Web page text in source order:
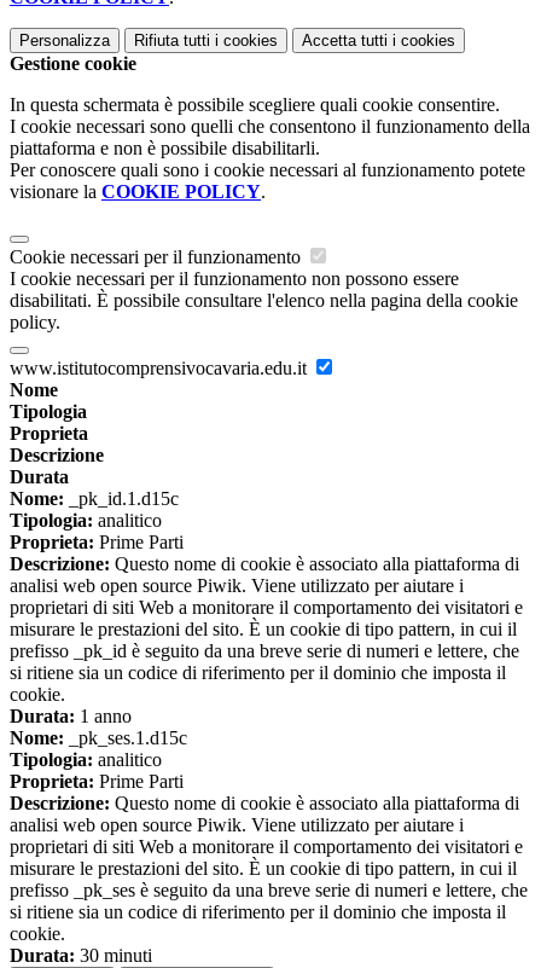
Personalizza Rifiuta tutti i cookies Accetta tutti i cookies
Gestione cookie
In questa schermata è possibile scegliere quali cookie consentire.
I cookie necessari sono quelli che consentono il funzionamento della
piattaforma e non è possibile disabilitarli.
Per conoscere quali sono i cookie necessari al funzionamento potete
visionare la COOKIE POLICY.
Cookie necessari per il funzionamento
I cookie necessari per il funzionamento non possono essere
disabilitati. È possibile consultare l'elenco nella pagina della cookie
policy.
www.istitutocomprensivocavaria.edu.it
Nome
Tipologia
Proprieta
Descrizione
Durata
Nome: _pk_id.1.d15c
Tipologia: analitico
Proprieta: Prime Parti
Descrizione: Questo nome di cookie è associato alla piattaforma di
analisi web open source Piwik. Viene utilizzato per aiutare i
proprietari di siti Web a monitorare il comportamento dei visitatori e
misurare le prestazioni del sito. È un cookie di tipo pattern, in cui il
prefisso _pk_id è seguito da una breve serie di numeri e lettere, che
si ritiene sia un codice di riferimento per il dominio che imposta il
cookie.
Durata: 1 anno
Nome: _pk_ses.1.d15c
Tipologia: analitico
Proprieta: Prime Parti
Descrizione: Questo nome di cookie è associato alla piattaforma di
analisi web open source Piwik. Viene utilizzato per aiutare i
proprietari di siti Web a monitorare il comportamento dei visitatori e
misurare le prestazioni del sito. È un cookie di tipo pattern, in cui il
prefisso _pk_ses è seguito da una breve serie di numeri e lettere, che
si ritiene sia un codice di riferimento per il dominio che imposta il
cookie.
Durata: 30 minuti